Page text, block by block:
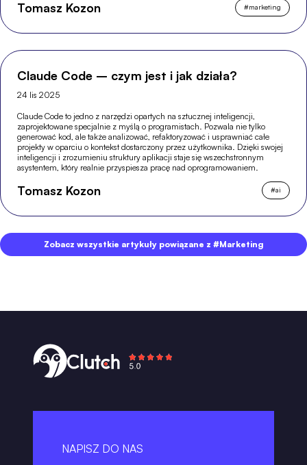
Tomasz Kozon #marketing
Claude Code – czym jest i jak działa?
24 lis 2025
Claude Code to jedno z narzędzi opartych na sztucznej inteligencji,
zaprojektowane specjalnie z myślą o programistach. Pozwala nie tylko
generować kod, ale także analizować, refaktoryzować i usprawniać całe
projekty w oparciu o kontekst dostarczony przez użytkownika. Dzięki swojej
inteligencji i zrozumieniu struktury aplikacji staje się wszechstronnym
asystentem, który realnie przyspiesza pracę nad oprogramowaniem.
Tomasz Kozon #ai
Zobacz wszystkie artykuły powiązane z #Marketing
NAPISZ DO NAS